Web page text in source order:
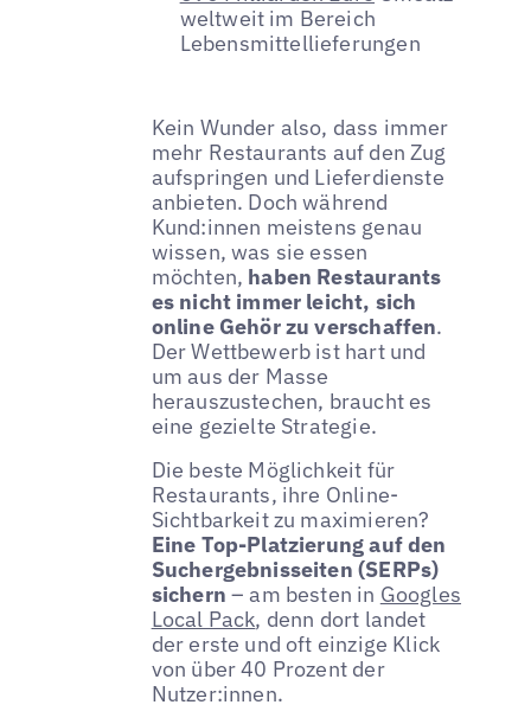
weltweit im Bereich
Lebensmittellieferungen
Kein Wunder also, dass immer
mehr Restaurants auf den Zug
aufspringen und Lieferdienste
anbieten. Doch während
Kund:innen meistens genau
wissen, was sie essen
möchten, haben Restaurants
es nicht immer leicht, sich
online Gehör zu verschaffen.
Der Wettbewerb ist hart und
um aus der Masse
herauszustechen, braucht es
eine gezielte Strategie.
Die beste Möglichkeit für
Restaurants, ihre Online-
Sichtbarkeit zu maximieren?
Eine Top-Platzierung auf den
Suchergebnisseiten (SERPs)
sichern – am besten in Googles
Local Pack, denn dort landet
der erste und oft einzige Klick
von über 40 Prozent der
Nutzer:innen.